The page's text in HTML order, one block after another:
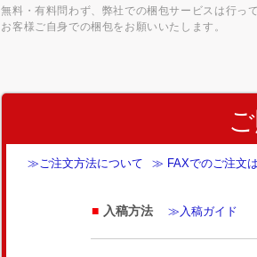
無料・有料問わず、弊社での梱包サービスは行っ
お客様ご自身での梱包をお願いいたします。
≫ご注文方法について ≫ FAXでのご注文
入稿方法 ≫入稿ガイド